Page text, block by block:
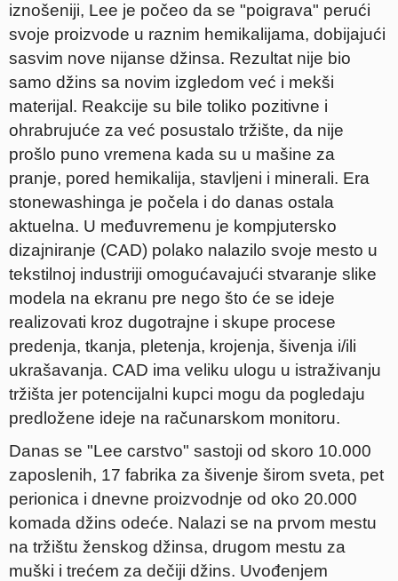
iznošeniji, Lee je počeo da se "poigrava" perući
svoje proizvode u raznim hemikalijama, dobijajući
sasvim nove nijanse džinsa. Rezultat nije bio
samo džins sa novim izgledom već i mekši
materijal. Reakcije su bile toliko pozitivne i
ohrabrujuće za već posustalo tržište, da nije
prošlo puno vremena kada su u mašine za
pranje, pored hemikalija, stavljeni i minerali. Era
stonewashinga je počela i do danas ostala
aktuelna. U međuvremenu je kompjutersko
dizajniranje (CAD) polako nalazilo svoje mesto u
tekstilnoj industriji omogućavajući stvaranje slike
modela na ekranu pre nego što će se ideje
realizovati kroz dugotrajne i skupe procese
predenja, tkanja, pletenja, krojenja, šivenja i/ili
ukrašavanja. CAD ima veliku ulogu u istraživanju
tržišta jer potencijalni kupci mogu da pogledaju
predložene ideje na računarskom monitoru.
Danas se "Lee carstvo" sastoji od skoro 10.000
zaposlenih, 17 fabrika za šivenje širom sveta, pet
perionica i dnevne proizvodnje od oko 20.000
komada džins odeće. Nalazi se na prvom mestu
na tržištu ženskog džinsa, drugom mestu za
muški i trećem za dečiji džins. Uvođenjem